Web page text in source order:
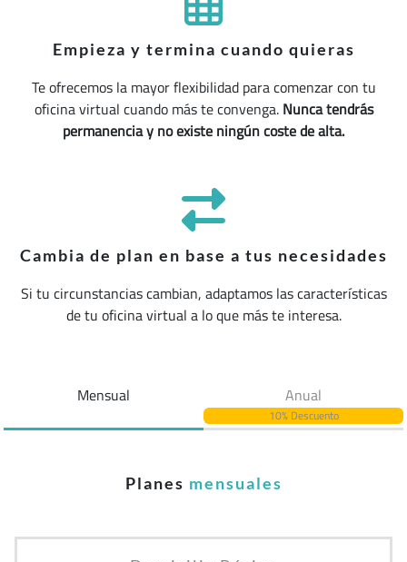
Empieza y termina cuando quieras
Te ofrecemos la mayor flexibilidad para comenzar con tu
oficina virtual cuando más te convenga.Nunca tendrás
permanencia y no existe ningún coste de alta.
Cambia de plan en base a tus necesidades
Si tu circunstancias cambian, adaptamos las características
de tu oficina virtual a lo que más te interesa.
Mensual Anual
10% Descuento
Planes mensuales